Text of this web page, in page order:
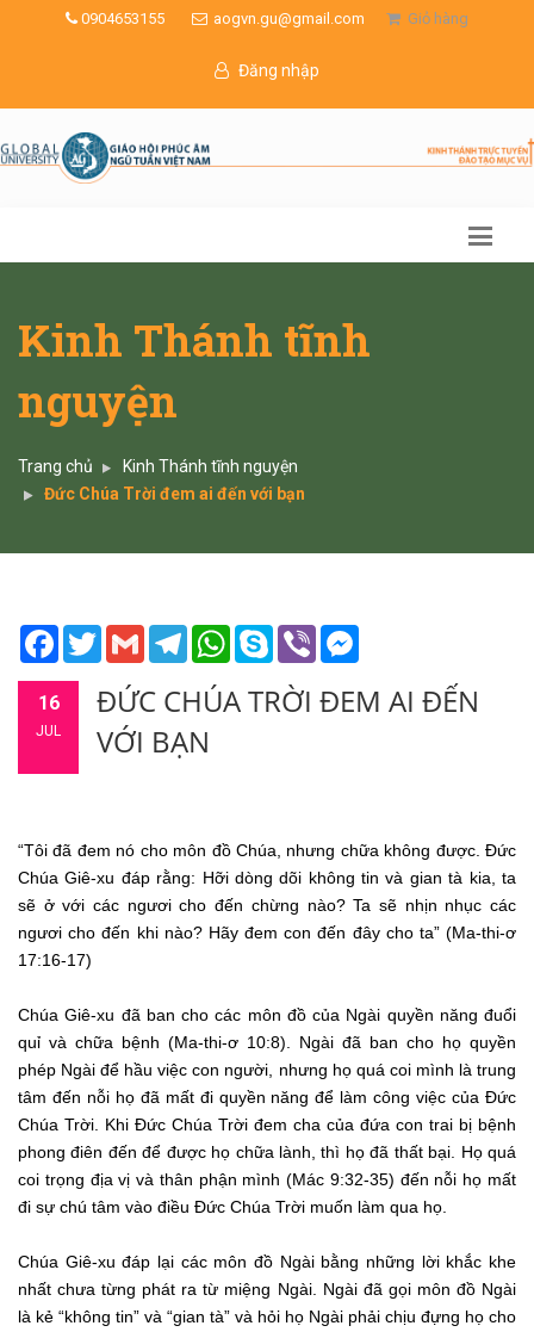
0904653155 aogvn.gu@gmail.com Giỏ hàng
Đăng nhập
Kinh Thánh tĩnh
nguyện
Trang chủ
Kinh Thánh tĩnh nguyện
Đức Chúa Trời đem ai đến với bạn
Facebook
TwitterGmail TelegramWhatsApp
Skype Viber
16
JUL
ĐỨC CHÚA TRỜI ĐEM AI ĐẾN
VỚI BẠN
“Tôi đã đem nó cho môn đồ Chúa, nhưng chữa không được. Đức
Chúa Giê-xu đáp rằng: Hỡi dòng dõi không tin và gian tà kia, ta
sẽ ở với các ngươi cho đến chừng nào? Ta sẽ nhịn nhục các
ngươi cho đến khi nào? Hãy đem con đến đây cho ta” (Ma-thi-ơ
17:16-17)
Chúa Giê-xu đã ban cho các môn đồ của Ngài quyền năng đuổi
quỉ và chữa bệnh (Ma-thi-ơ 10:8). Ngài đã ban cho họ quyền
phép Ngài để hầu việc con người, nhưng họ quá coi mình là trung
tâm đến nỗi họ đã mất đi quyền năng để làm công việc của Đức
Chúa Trời. Khi Đức Chúa Trời đem cha của đứa con trai bị bệnh
phong điên đến để được họ chữa lành, thì họ đã thất bại. Họ quá
coi trọng địa vị và thân phận mình (Mác 9:32-35) đến nỗi họ mất
đi sự chú tâm vào điều Đức Chúa Trời muốn làm qua họ.
Chúa Giê-xu đáp lại các môn đồ Ngài bằng những lời khắc khe
nhất chưa từng phát ra từ miệng Ngài. Ngài đã gọi môn đồ Ngài
là kẻ “không tin” và “gian tà” và hỏi họ Ngài phải chịu đựng họ cho